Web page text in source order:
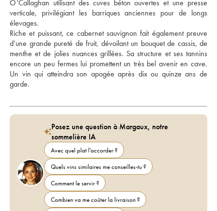
O’Callaghan utilisant des cuves béton ouvertes et une presse
verticale, privilégiant les barriques anciennes pour de longs
élevages.
Riche et puissant, ce cabernet sauvignon fait également preuve
d’une grande pureté de fruit, dévoilant un bouquet de cassis, de
menthe et de jolies nuances grillées. Sa structure et ses tannins
encore un peu fermes lui promettent un très bel avenir en cave.
Un vin qui atteindra son apogée après dix ou quinze ans de
Posez une question à Margaux, notre
sommelière IA
Avec quel plat l'accorder ?
Quels vins similaires me conseilles-tu ?
Comment le servir ?
Combien va me coûter la livraison ?